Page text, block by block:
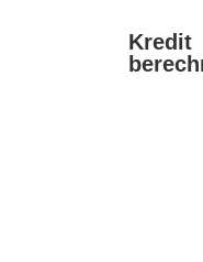
Kredit